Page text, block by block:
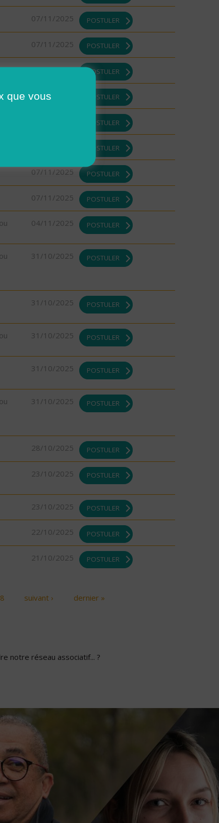
07/11/2025 POSTULER
07/11/2025 POSTULER
07/11/2025 POSTULER
07/11/2025 POSTULER
POSTULER
POSTULER
07/11/2025 POSTULER
07/11/2025 POSTULER
04/11/2025 POSTULER
31/10/2025 POSTULER
31/10/2025 POSTULER
31/10/2025 POSTULER
31/10/2025 POSTULER
31/10/2025 POSTULER
28/10/2025 POSTULER
23/10/2025 POSTULER
23/10/2025 POSTULER
22/10/2025 POSTULER
21/10/2025 POSTULER
suivant › dernier »
notre réseau associatif... ?
que vous